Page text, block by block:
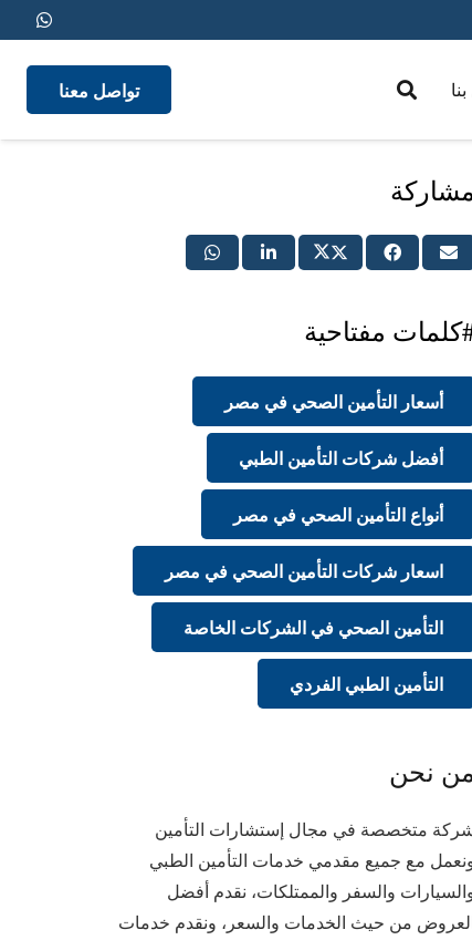
تواصل معنا
مشاركة
مفتاحية
أسعار التأمين الصحي في مصر
أفضل شركات التأمين الطبي
أنواع التأمين الصحي في مصر
اسعار شركات التأمين الصحي في مصر
التأمين الصحي في الشركات الخاصة
التأمين الطبي الفردي
من نحن
متخصصة في مجال إستشارات التأمين
مع جميع مقدمي خدمات التأمين الطبي
والسفر والممتلكات، نقدم أفضل
من حيث الخدمات والسعر، ونقدم خدمات